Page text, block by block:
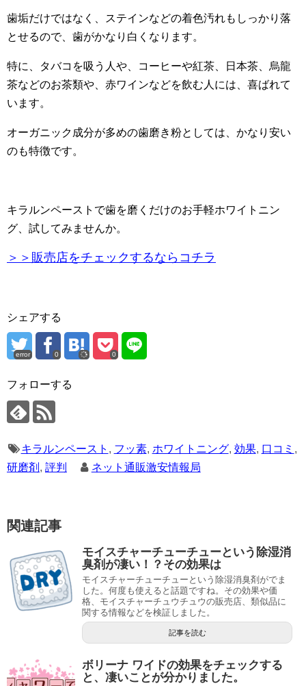
歯垢だけではなく、ステインなどの着色汚れもしっかり落
とせるので、歯がかなり白くなります。
特に、タバコを吸う人や、コーヒーや紅茶、日本茶、烏龍
茶などのお茶類や、赤ワインなどを飲む人には、喜ばれて
います。
オーガニック成分が多めの歯磨き粉としては、かなり安い
のも特徴です。
キラルンペーストで歯を磨くだけのお手軽ホワイトニン
グ、試してみませんか。
＞＞販売店をチェックするならコチラ
シェアする
error 0 0
フォローする
キラルンペースト , フッ素, ホワイトニング, 効果, 口コミ ,
研磨剤 , 評判 ネット通販激安情報局
関連記事
モイスチャーチューチューという除湿消
臭剤が凄い！？その効果は
モイスチャーチューチューという除湿消臭剤がでま
した。何度も使えると話題ですね。その効果や価
格、モイスチャーチュウチュウの販売店、類似品に
関する情報などを検証しました。
記事を読む
ボリーナ ワイドの効果をチェックする
と、凄いことが分かりました。